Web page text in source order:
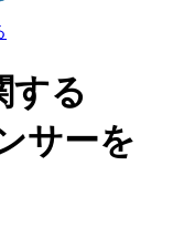
する
サーを